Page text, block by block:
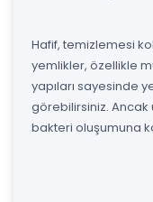
Hafif, temizlemesi
yemlikler, özellikle
yapıları sayesinde
görebilirsiniz. Ancak
bakteri oluşumuna